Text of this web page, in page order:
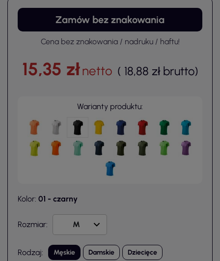
Zamów bez znakowania
Cena bez znakowania / nadruku / haftu!
15,35 złnetto ( 18,88 zł brutto)
Warianty produktu:
Kolor: 01 - czarny
Rozmiar:
Rodzaj: Męskie Damskie Dziecięce